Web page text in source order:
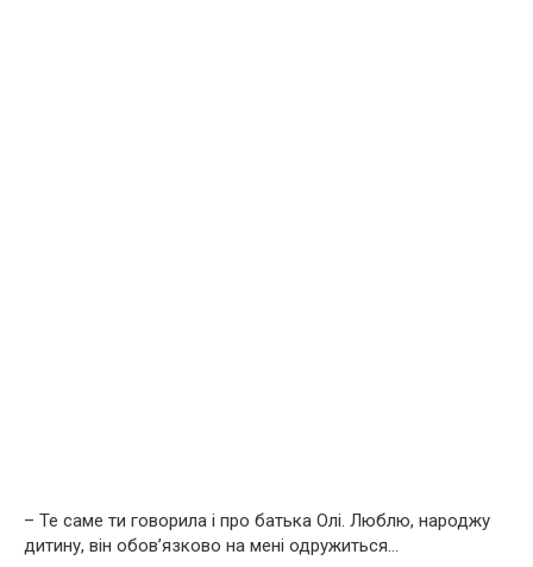
– Те саме ти говорила і про батька Олі. Люблю, народжу
дитину, він обов’язково на мені одружиться…